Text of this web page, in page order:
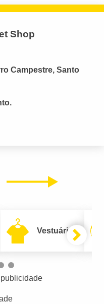
Shop
Campestre, Santo
Vestuário